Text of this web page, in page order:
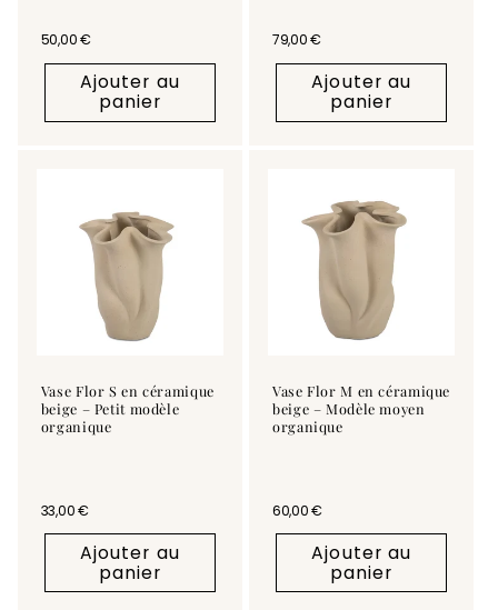
Prix habituel
50,00 €
Ajouter au
panier
Prix habituel
79,00 €
Ajouter au
panier
Vase Flor S en céramique
beige – Petit modèle
organique
Prix habituel
33,00 €
Ajouter au
panier
Vase Flor M en céramique
beige – Modèle moyen
organique
Prix habituel
60,00 €
Ajouter au
panier